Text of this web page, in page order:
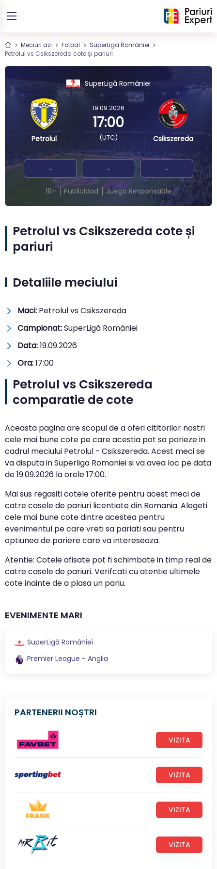
Meciuri azi Fotbal
SuperLigă României
Petrolul vs Csikszereda cote și pariuri
SuperLigă României
Petrolul
19.09.2026
17:00
(UTC) Csikszereda
- - -
18+ Publicidad Juego Responsable
Petrolul vs Csikszereda cote și
pariuri
Detaliile meciului
Maci: Petrolul vs Csikszereda
Campionat:SuperLigă României
Data:19.09.2026
Ora:17:00
Petrolul vs Csikszereda
comparatie de cote
Aceasta pagina are scopul de a oferi cititorilor nostri
cele mai bune cote pe care acestia pot sa parieze in
cadrul meciului Petrolul - Csikszereda. Acest meci se
va disputa in Superliga Romaniei si va avea loc pe data
de19.09.2026 la orele17:00.
Mai sus regasiti cotele oferite pentru acest meci de
catre casele de pariuri licentiate din Romania. Alegeti
cele mai bune cote dintre acestea pentru
evenimentul pe care vreti sa pariati sau pentru
optiunea de pariere care va intereseaza.
Atentie: Cotele afisate pot fi schimbate in timp real de
catre casele de pariuri. Verifcati cu atentie ultimele
cote inainte de a plasa un pariu.
EVENIMENTE MARI
SuperLigă României
Premier League - Anglia
PARTENERII NOȘTRI
VIZITA
VIZITA
VIZITA
VIZITA